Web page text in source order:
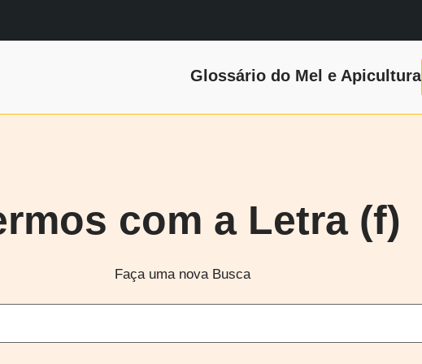
Glossário do Mel e Apicultura
com a Letra (f)
Faça uma nova Busca